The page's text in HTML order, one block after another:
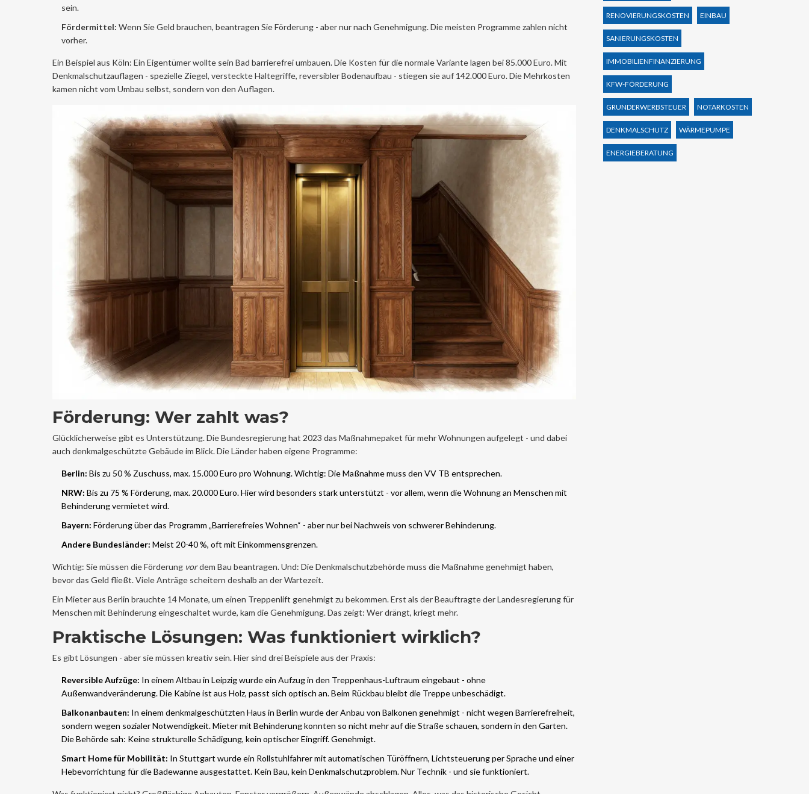
sein.
Fördermittel: Wenn Sie Geld brauchen, beantragen Sie Förderung - aber nur nach Genehmigung. Die meisten Programme zahlen nicht
vorher.
Ein Beispiel aus Köln: Ein Eigentümer wollte sein Bad barrierefrei umbauen. Die Kosten für die normale Variante lagen bei 85.000 Euro. Mit
Denkmalschutzauflagen - spezielle Ziegel, versteckte Haltegriffe, reversibler Bodenaufbau - stiegen sie auf 142.000 Euro. Die Mehrkosten
kamen nicht vom Umbau selbst, sondern von den Auflagen.
Förderung: Wer zahlt was?
Glücklicherweise gibt es Unterstützung. Die Bundesregierung hat 2023 das Maßnahmepaket für mehr Wohnungen aufgelegt - und dabei
auch denkmalgeschützte Gebäude im Blick. Die Länder haben eigene Programme:
Berlin: Bis zu 50 % Zuschuss, max. 15.000 Euro pro Wohnung. Wichtig: Die Maßnahme muss den VV TB entsprechen.
NRW: Bis zu 75 % Förderung, max. 20.000 Euro. Hier wird besonders stark unterstützt - vor allem, wenn die Wohnung an Menschen mit
Behinderung vermietet wird.
Bayern: Förderung über das Programm „Barrierefreies Wohnen“ - aber nur bei Nachweis von schwerer Behinderung.
Andere Bundesländer: Meist 20-40 %, oft mit Einkommensgrenzen.
Wichtig: Sie müssen die Förderung vordem Bau beantragen. Und: Die Denkmalschutzbehörde muss die Maßnahme genehmigt haben,
bevor das Geld fließt. Viele Anträge scheitern deshalb an der Wartezeit.
Ein Mieter aus Berlin brauchte 14 Monate, um einen Treppenlift genehmigt zu bekommen. Erst als der Beauftragte der Landesregierung für
Menschen mit Behinderung eingeschaltet wurde, kam die Genehmigung. Das zeigt: Wer drängt, kriegt mehr.
Praktische Lösungen: Was funktioniert wirklich?
Es gibt Lösungen - aber sie müssen kreativ sein. Hier sind drei Beispiele aus der Praxis:
Reversible Aufzüge: In einem Altbau in Leipzig wurde ein Aufzug in den Treppenhaus-Luftraum eingebaut - ohne
Außenwandveränderung. Die Kabine ist aus Holz, passt sich optisch an. Beim Rückbau bleibt die Treppe unbeschädigt.
Balkonanbauten: In einem denkmalgeschützten Haus in Berlin wurde der Anbau von Balkonen genehmigt - nicht wegen Barrierefreiheit,
sondern wegen sozialer Notwendigkeit. Mieter mit Behinderung konnten so nicht mehr auf die Straße schauen, sondern in den Garten.
Die Behörde sah: Keine strukturelle Schädigung, kein optischer Eingriff. Genehmigt.
Smart Home für Mobilität: In Stuttgart wurde ein Rollstuhlfahrer mit automatischen Türöffnern, Lichtsteuerung per Sprache und einer
Hebevorrichtung für die Badewanne ausgestattet. Kein Bau, kein Denkmalschutzproblem. Nur Technik - und sie funktioniert.
RENOVIERUNGSKOSTEN EINBAU
SANIERUNGSKOSTEN
IMMOBILIENFINANZIERUNG
KFW-FÖRDERUNG
GRUNDERWERBSTEUER NOTARKOSTEN
DENKMALSCHUTZ WÄRMEPUMPE
ENERGIEBERATUNG